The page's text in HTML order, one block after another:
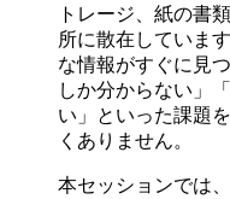
トレージ、紙の書
所に散在していま
な情報がすぐに見
しか分からない」
い」といった課題
くありません。
本セッションでは